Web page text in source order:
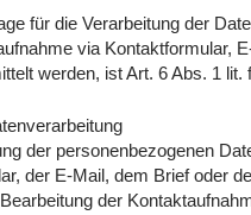
für die Verarbeitung der
via Kontaktformular,
werden, ist Art. 6 Abs. 1 lit.
der personenbezogenen
der E-Mail, dem Brief oder
der